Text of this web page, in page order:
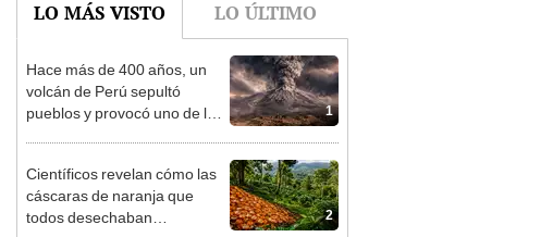
LO MÁS VISTO LO ÚLTIMO
1
Hace más de 400 años, un
volcán de Perú sepultó
pueblos y provocó uno de los
2
Científicos revelan cómo las
cáscaras de naranja que
todos desechaban